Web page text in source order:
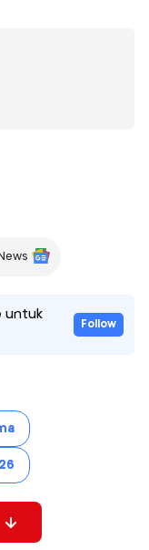
untuk
Follow